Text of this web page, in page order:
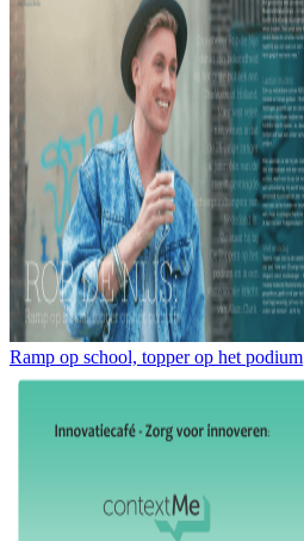
Ramp op school, topper op het podium